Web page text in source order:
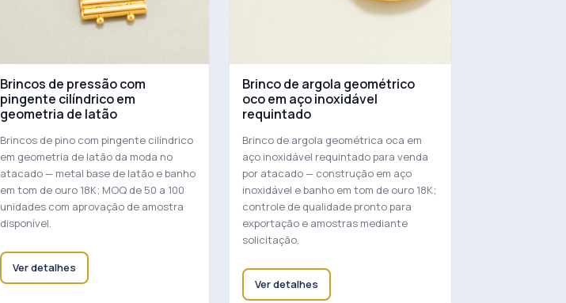
Brincos de pressão com
pingente cilíndrico em
geometria de latão
Brincos de pino com pingente cilíndrico
em geometria de latão da moda no
atacado — metal base de latão e banho
em tom de ouro 18K; MOQ de 50 a 100
unidades com aprovação de amostra
disponível.
Ver detalhes
Brinco de argola geométrico
oco em aço inoxidável
requintado
Brinco de argola geométrica oca em
aço inoxidável requintado para venda
por atacado — construção em aço
inoxidável e banho em tom de ouro 18K;
controle de qualidade pronto para
exportação e amostras mediante
solicitação.
Ver detalhes